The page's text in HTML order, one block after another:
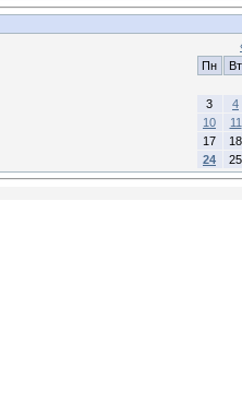
Пн
Вт
3
4
10
11
17
18
24
25